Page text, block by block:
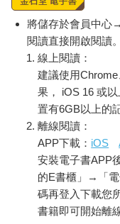
將儲存於會員中心
閱讀直接開啟閱讀。
線上閱讀：
建議使用
果， iOS 16 或
置有6GB以上的
離線閱讀：
APP下載： iOS
安裝電子書APP
的E書櫃」→「
碼再登入下載您
書籍即可開始離